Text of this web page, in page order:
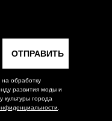
ОТПРАВИТЬ
на обработку
развития моды и
города
.